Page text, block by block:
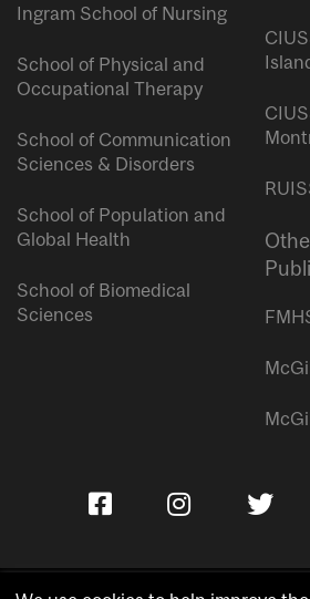
Ingram School of Nursing
School of Physical and
Occupational Therapy
School of Communication
Sciences & Disorders
School of Population and
Global Health
School of Biomedical
Sciences